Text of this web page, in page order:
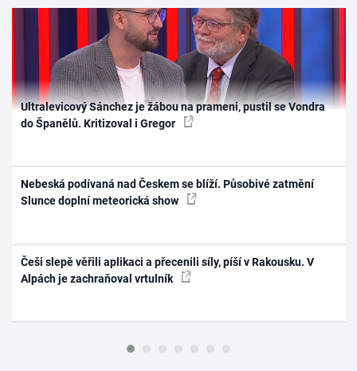
Ultralevicový Sánchez je žábou na prameni, pustil se Vondra
do Španělů. Kritizoval i Gregor
Nebeská podívaná nad Českem se blíží. Působivé zatmění
Slunce doplní meteorická show
Češi slepě věřili aplikaci a přecenili síly, píší v Rakousku. V
Alpách je zachraňoval vrtulník